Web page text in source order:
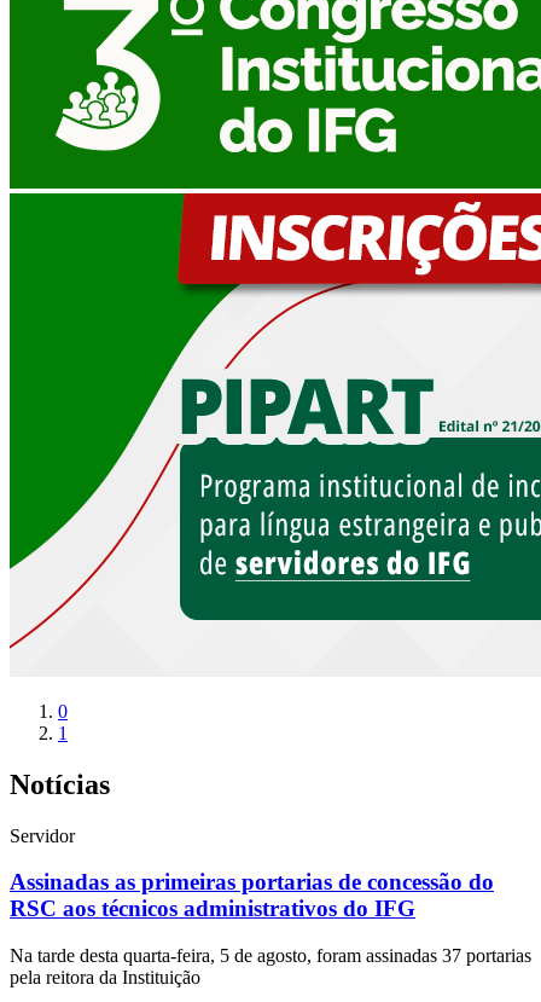
0
1
Notícias
Servidor
Assinadas as primeiras portarias de concessão do
RSC aos técnicos administrativos do IFG
Na tarde desta quarta-feira, 5 de agosto, foram assinadas 37 portarias
pela reitora da Instituição